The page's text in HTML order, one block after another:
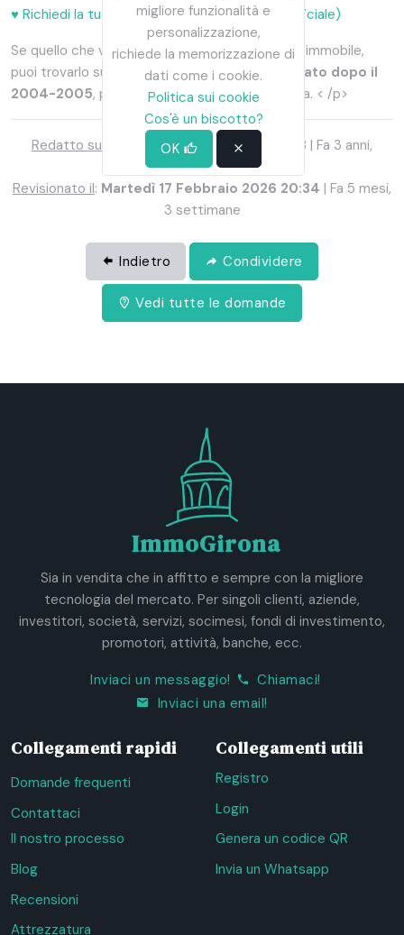
♥︎ Richiedi la tua Simple Note online qui (sito ufficiale)
Se quello che vuoi è conoscere l'IDUFIR del tuo immobile,
puoi trovarlo sulla ricevuta IBI o, se hai acquistato dopo il
2004-2005, può comparire nell'Atto di Vendita. < /p>
Redatto su Lunedì 31 Ottobre 2022 18:33 | Fa 3 anni,
9 mesi
Revisionato il: Martedì 17 Febbraio 2026 20:34 | Fa 5 mesi,
3 settimane
Indietro Condividere
Vedi tutte le domande
ImmoGirona
Sia in vendita che in affitto e sempre con la migliore
tecnologia del mercato. Per singoli clienti, aziende,
investitori, società, servizi, socimesi, fondi di investimento,
promotori, attività, banche, ecc.
Inviaci un messaggio!
Chiamaci!
Inviaci una email!
Collegamenti rapidi
Domande frequenti
Contattaci
Il nostro processo
Blog
Recensioni
Attrezzatura
Collegamenti utili
Registro
Login
Genera un codice QR
Invia un Whatsapp
migliore funzionalità e
personalizzazione,
richiede la memorizzazione di
dati come i cookie.
Politica sui cookie
Cos'è un biscotto?
OK